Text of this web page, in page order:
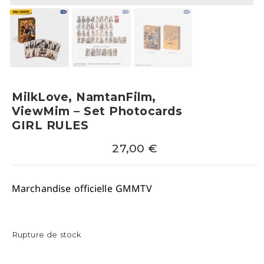
MilkLove, NamtanFilm,
ViewMim – Set Photocards
GIRL RULES
27,00 €
Marchandise officielle GMMTV
Rupture de stock